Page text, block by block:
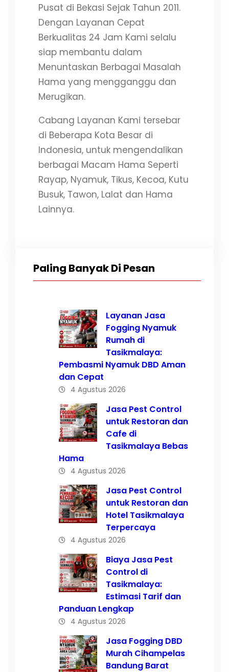
Pusat di Bekasi Sejak Tahun 2011.
Dengan Layanan Cepat
Berkualitas 24 Jam Kami selalu
siap membantu dalam
Menuntaskan Berbagai Masalah
Hama yang mengganggu dan
Merugikan.
Cabang Layanan Kami tersebar
di Beberapa Kota Besar di
Indonesia, untuk mengendalikan
berbagai Macam Hama Seperti
Rayap, Nyamuk, Tikus, Kecoa, Kutu
Busuk, Tawon, Lalat dan Hama
Lainnya.
Paling Banyak Di Pesan
Layanan Jasa
Fogging Nyamuk
Rumah di
Tasikmalaya:
Pembasmi Nyamuk DBD Aman
dan Cepat
4 Agustus 2026
Jasa Pest Control
untuk Restoran dan
Cafe di
Tasikmalaya Bebas
Hama
4 Agustus 2026
Jasa Pest Control
untuk Restoran dan
Hotel Tasikmalaya
Terpercaya
4 Agustus 2026
Biaya Jasa Pest
Control di
Tasikmalaya:
Estimasi Tarif dan
Panduan Lengkap
4 Agustus 2026
Jasa Fogging DBD
Murah Cihampelas
Bandung Barat